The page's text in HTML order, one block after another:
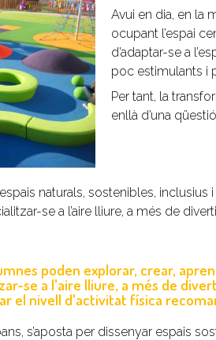
Avui en dia, en la
ocupant l’espai
d’adaptar-se a
poc estimulants i
Per tant, la
enllà d’una
naturals, sostenibles, inclusius
se a l’aire lliure, a més de
poden explorar, crear,
se a l'aire lliure, a més de
el nivell d'activitat física
s’aposta per dissenyar espais